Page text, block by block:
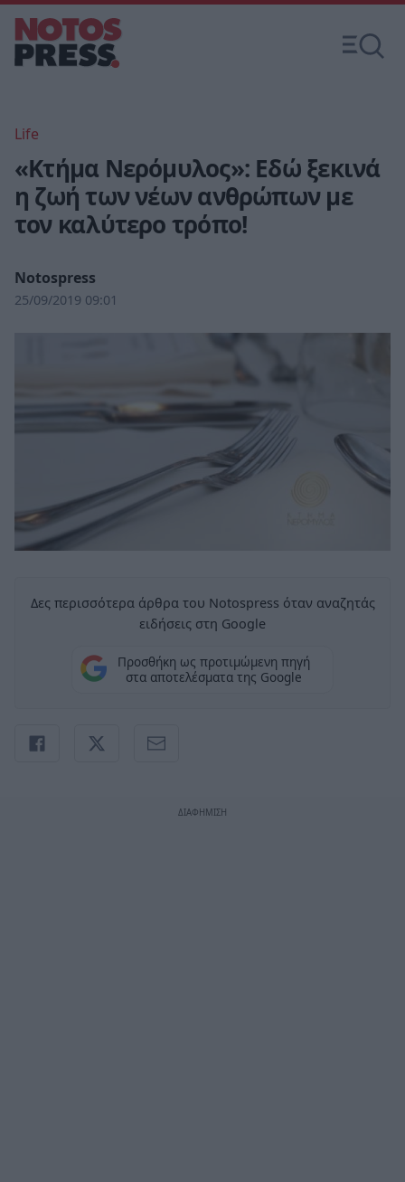
Life
«Κτήμα Νερόμυλος»: Εδώ ξεκινά
η ζωή των νέων ανθρώπων με
τον καλύτερο τρόπο!
Notospress
25/09/2019 09:01
Δες περισσότερα άρθρα του Notospress όταν αναζητάς
ειδήσεις στη Google
Προσθήκη ως προτιμώμενη πηγή
στα αποτελέσματα της Google